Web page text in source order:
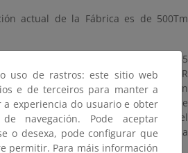
actual de la Fábrica es de 500Tm
la fábrica de Juzbado fabricó 1.645
de los que 795 fueron de tipo PWR
y 850 de tipo BWR (reactor de agua en
incorporaron 594,1 toneladas de
el 33,5% fueron fabricados para el
para la exportación, con destino a
uso de rastros: este sitio web
e de terceiros para manter a
a experiencia do usuario e obter
navegación. Pode aceptar
o desexa, pode configurar que
permitir. Para máis información